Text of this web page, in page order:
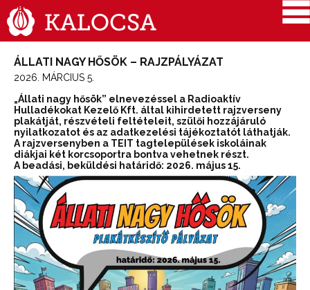
ÁLLATI NAGY HŐSÖK – RAJZPÁLYÁZAT
2026. MÁRCIUS 5.
„Állati nagy hősök” elnevezéssel a Radioaktív
Hulladékokat Kezelő Kft. által kihirdetett rajzverseny
plakátját, részvételi feltételeit, szülői hozzájáruló
nyilatkozatot és az adatkezelési tájékoztatót láthatják.
A rajzversenyben a TEIT tagtelepülések iskoláinak
diákjai két korcsoportra bontva vehetnek részt.
A beadási, beküldési határidő: 2026. május 15.